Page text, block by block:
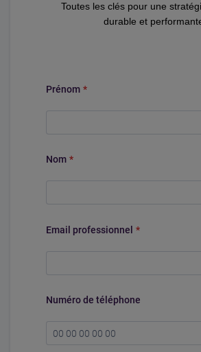
Toutes les clés pour une
durable et
Prénom *
Nom *
Email professionnel *
Numéro de téléphone